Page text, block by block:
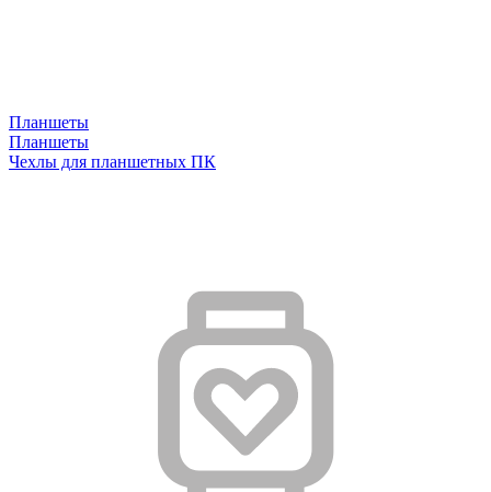
Планшеты
Планшеты
Чехлы для планшетных ПК